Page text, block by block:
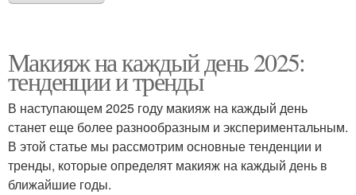
Макияж на каждый день 2025:
тенденции и тренды
В наступающем 2025 году макияж на каждый день
станет еще более разнообразным и экспериментальным.
В этой статье мы рассмотрим основные тенденции и
тренды, которые определят макияж на каждый день в
ближайшие годы.